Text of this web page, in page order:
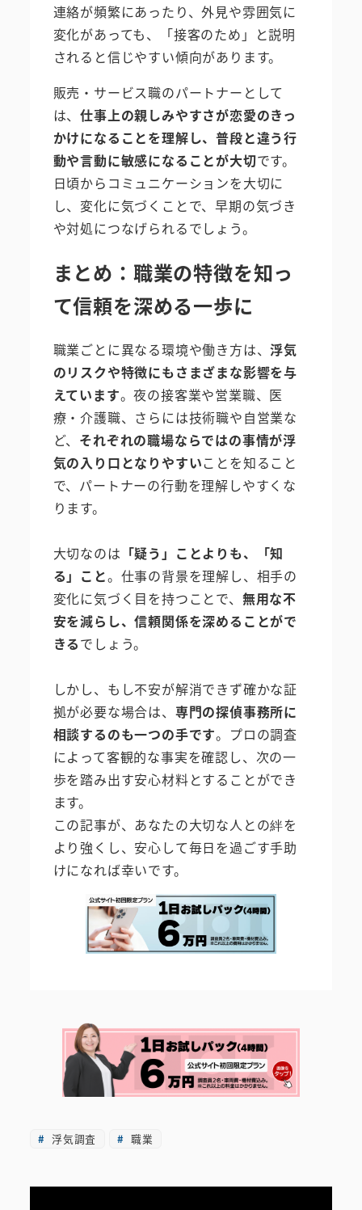
連絡が頻繁にあったり、外見や雰囲気に
変化があっても、「接客のため」と説明
されると信じやすい傾向があります。
販売・サービス職のパートナーとして
は、仕事上の親しみやすさが恋愛のきっ
かけになることを理解し、普段と違う行
動や言動に敏感になることが大切です。
日頃からコミュニケーションを大切に
し、変化に気づくことで、早期の気づき
や対処につなげられるでしょう。
まとめ：職業の特徴を知っ
て信頼を深める一歩に
職業ごとに異なる環境や働き方は、浮気
のリスクや特徴にもさまざまな影響を与
えています。夜の接客業や営業職、医
療・介護職、さらには技術職や自営業な
ど、 それぞれの職場ならではの事情が浮
気の入り口となりやすいことを知ること
で、パートナーの行動を理解しやすくな
ります。
大切なのは 「疑う」ことよりも、「知
る」こと。仕事の背景を理解し、相手の
変化に気づく目を持つことで、 無用な不
安を減らし、信頼関係を深めることがで
きるでしょう。
しかし、もし不安が解消できず確かな証
拠が必要な場合は、 専門の探偵事務所に
相談するのも一つの手です。プロの調査
によって客観的な事実を確認し、次の一
歩を踏み出す安心材料とすることができ
ます。
この記事が、あなたの大切な人との絆を
より強くし、安心して毎日を過ごす手助
けになれば幸いです。
浮気調査 職業